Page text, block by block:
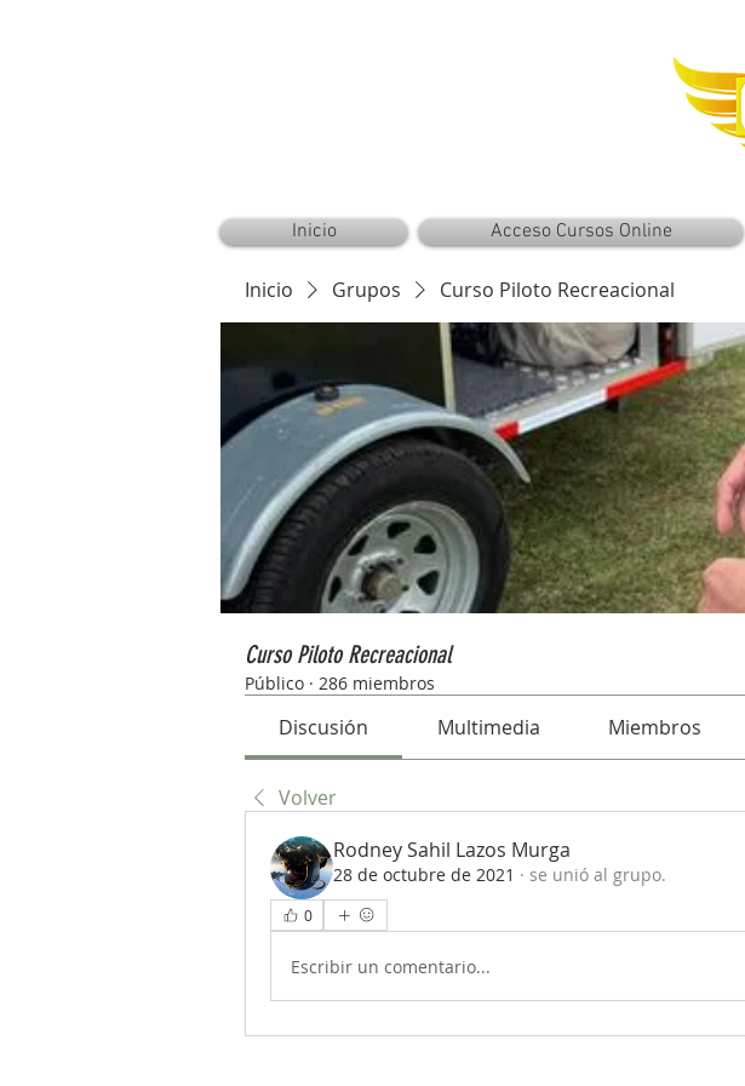
Inicio Acceso Cursos Online
Inicio Grupos Curso Piloto Recreacional
Curso Piloto Recreacional
Público · 286 miembros
Discusión Multimedia Miembros
Volver
Rodney Sahil Lazos Murga
28 de octubre de 2021 · se unió al grupo.
0
Escribir un comentario...